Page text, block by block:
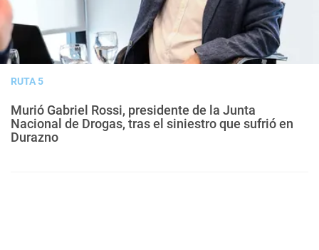
RUTA 5
Murió Gabriel Rossi, presidente de la Junta
Nacional de Drogas, tras el siniestro que sufrió en
Durazno